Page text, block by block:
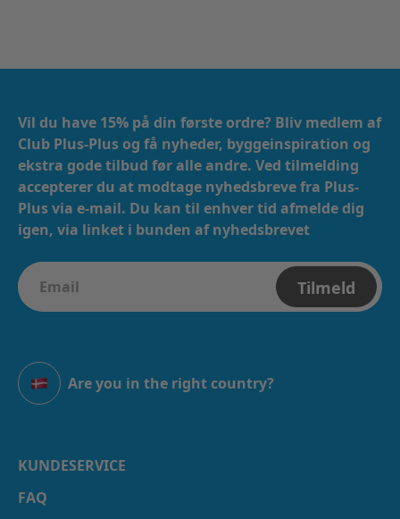
KUNDESERVICE
FAQ
Vil du have 15% på din første ordre? Bliv medlem af
Club Plus-Plus og få nyheder, byggeinspiration og
ekstra gode tilbud før alle andre. Ved tilmelding
accepterer du at modtage nyhedsbreve fra Plus-
Plus via e-mail. ​​ Du kan til enhver tid afmelde dig
igen, via linket i bunden af nyhedsbrevet
Tilmeld
Danmark
Are you in the right country?